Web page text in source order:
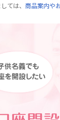
ては、 商品案内や